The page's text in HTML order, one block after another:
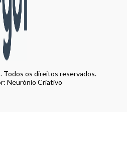
os direitos reservados.
Neurónio Criativo